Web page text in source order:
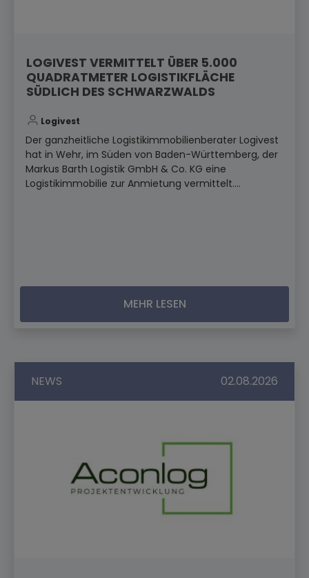
LOGIVEST VERMITTELT ÜBER 5.000
QUADRATMETER LOGISTIKFLÄCHE
SÜDLICH DES SCHWARZWALDS
Logivest
Der ganzheitliche Logistikimmobilienberater Logivest
hat in Wehr, im Süden von Baden-Württemberg, der
Markus Barth Logistik GmbH & Co. KG eine
Logistikimmobilie zur Anmietung vermittelt....
MEHR LESEN
NEWS 02.08.2026